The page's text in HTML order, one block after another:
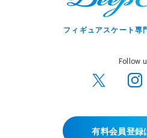
フィギュアスケート専
Follow
有料会員登録